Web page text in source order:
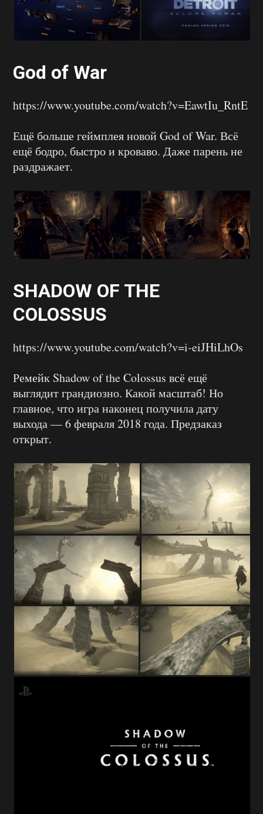
God of War
https://www.youtube.com/watch?v=EawtIu_RntE
Ещё больше геймплея новой God of War. Всё
ещё бодро, быстро и кроваво. Даже парень не
раздражает.
SHADOW OF THE
COLOSSUS
https://www.youtube.com/watch?v=i-eiJHiLhOs
Ремейк Shadow of the Colossus всё ещё
выглядит грандиозно. Какой масштаб! Но
главное, что игра наконец получила дату
выхода — 6 февраля 2018 года. Предзаказ
открыт.